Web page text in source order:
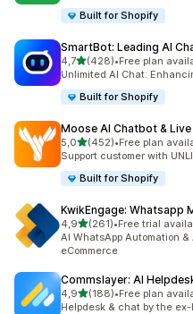
Built for Shopify
SmartBot: Leading AI
4,7z 5 hvězd
(428)
Celkový počet recenzí: 428
•Free plan
Unlimited AI Chat:
Built for Shopify
Moose AI Chatbot &
5,0z 5 hvězd
(452)
Celkový počet recenzí: 452
•Free plan
Support customer with
Built for Shopify
KwikEngage: Whatsapp
4,9z 5 hvězd
(261)
Celkový počet recenzí: 261
•Free trial
AI WhatsApp Automation
eCommerce
Commslayer: AI
4,9z 5 hvězd
(188)
Celkový počet recenzí: 188
•Free plan
Helpdesk & chat by the